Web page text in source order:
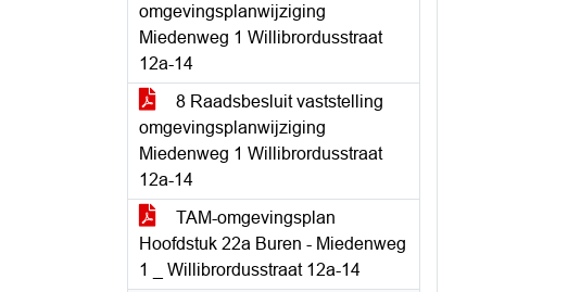
omgevingsplanwijziging
Miedenweg 1 Willibrordusstraat
12a-14
8 Raadsbesluit vaststelling
omgevingsplanwijziging
Miedenweg 1 Willibrordusstraat
12a-14
TAM-omgevingsplan
Hoofdstuk 22a Buren - Miedenweg
1 _ Willibrordusstraat 12a-14